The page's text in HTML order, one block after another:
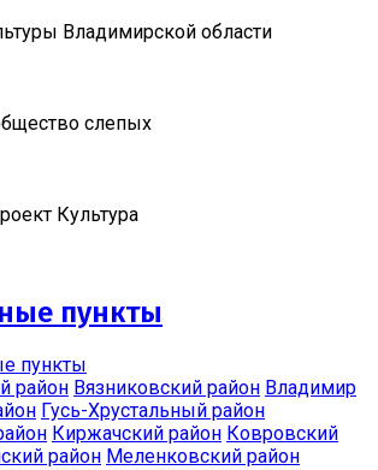
Владимирской области
слепых
Культура
пункты
пункты
район Вязниковский район Владимир
Гусь-Хрустальный район
Киржачский район Ковровский
район Меленковский район